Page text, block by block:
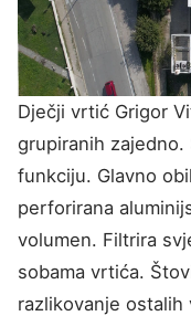
Dječji vrtić Grigor
grupiranih
funkciju. Glavno
perforirana
volumen. Filtrira
sobama vrtića.
razlikovanje ostalih